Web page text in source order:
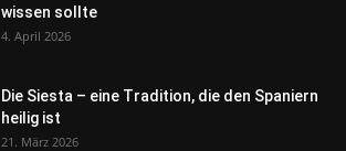
wissen sollte
4. April 2026
Die Siesta – eine Tradition, die den Spaniern
heilig ist
21. März 2026